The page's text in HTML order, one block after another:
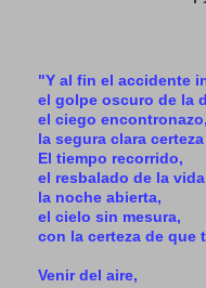
"Y al fin el accidente
el golpe oscuro de la
el ciego encontronazo,
la segura clara
El tiempo recorrido,
el resbalado de la
la noche abierta,
el cielo sin mesura,
con la certeza de que
Venir del aire,